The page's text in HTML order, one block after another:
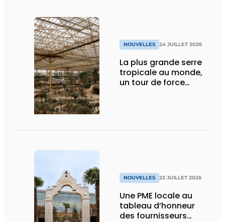
NOUVELLES 24 JUILLET 2026
La plus grande serre
tropicale au monde,
un tour de force
NOUVELLES 23 JUILLET 2026
Une PME locale au
tableau d’honneur
des fournisseurs